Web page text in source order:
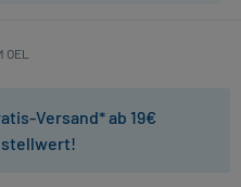
OEL
Versand* ab 19€